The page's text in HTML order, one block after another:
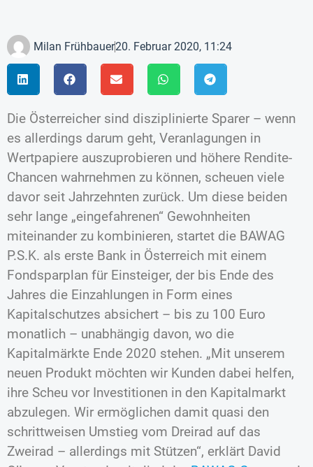
Milan Frühbauer20. Februar 2020, 11:24
Die Österreicher sind disziplinierte Sparer – wenn
es allerdings darum geht, Veranlagungen in
Wertpapiere auszuprobieren und höhere Rendite-
Chancen wahrnehmen zu können, scheuen viele
davor seit Jahrzehnten zurück. Um diese beiden
sehr lange „eingefahrenen“ Gewohnheiten
miteinander zu kombinieren, startet die BAWAG
P.S.K. als erste Bank in Österreich mit einem
Fondsparplan für Einsteiger, der bis Ende des
Jahres die Einzahlungen in Form eines
Kapitalschutzes absichert – bis zu 100 Euro
monatlich – unabhängig davon, wo die
Kapitalmärkte Ende 2020 stehen. „Mit unserem
neuen Produkt möchten wir Kunden dabei helfen,
ihre Scheu vor Investitionen in den Kapitalmarkt
abzulegen. Wir ermöglichen damit quasi den
schrittweisen Umstieg vom Dreirad auf das
Zweirad – allerdings mit Stützen“, erklärt David